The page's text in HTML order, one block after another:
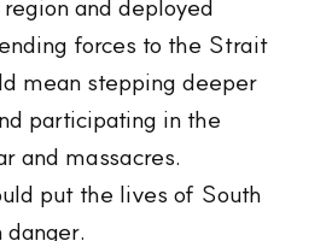
and deployed
forces to the Strait
mean stepping deeper
participating in the
and massacres.
put the lives of South
danger.